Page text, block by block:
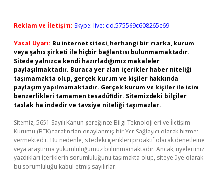
Reklam ve İletişim: Skype: live:.cid.575569c608265c69
Yasal Uyarı: Bu internet sitesi, herhangi bir marka, kurum
veya şahıs şirketi ile hiçbir bağlantısı bulunmamaktadır.
Sitede yalnızca kendi hazırladığımız makaleler
paylaşılmaktadır. Burada yer alan içerikler haber niteliği
taşımamakta olup, gerçek kurum ve kişiler hakkında
paylaşım yapılmamaktadır. Gerçek kurum ve kişiler ile isim
benzerlikleri tamamen tesadüfidir. Sitemizdeki bilgiler
taslak halindedir ve tavsiye niteliği taşımazlar.
Sitemiz, 5651 Sayılı Kanun gereğince Bilgi Teknolojileri ve İletişim
Kurumu (BTK) tarafından onaylanmış bir Yer Sağlayıcı olarak hizmet
vermektedir. Bu nedenle, sitedeki içerikleri proaktif olarak denetleme
veya araştırma yükümlülüğümüz bulunmamaktadır. Ancak, üyelerimiz
yazdıkları içeriklerin sorumluluğunu taşımakta olup, siteye üye olarak
bu sorumluluğu kabul etmiş sayılırlar.